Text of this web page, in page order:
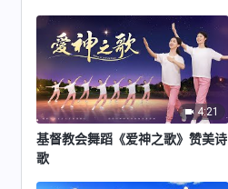
4:21
基督教会舞蹈《爱神之歌》赞美诗
歌